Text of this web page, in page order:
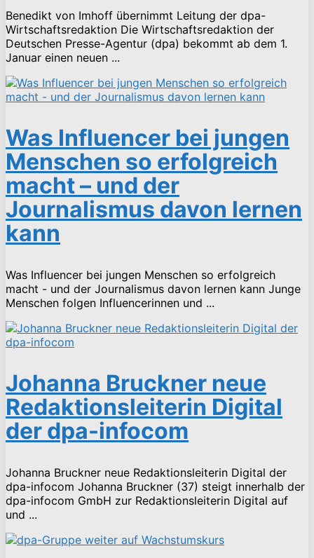
Benedikt von Imhoff übernimmt Leitung der dpa-
Wirtschaftsredaktion Die Wirtschaftsredaktion der
Deutschen Presse-Agentur (dpa) bekommt ab dem 1.
Januar einen neuen ...
Was Influencer bei jungen
Menschen so erfolgreich
macht – und der
Journalismus davon lernen
kann
Was Influencer bei jungen Menschen so erfolgreich
macht - und der Journalismus davon lernen kann Junge
Menschen folgen Influencerinnen und ...
Johanna Bruckner neue
Redaktionsleiterin Digital
der dpa-infocom
Johanna Bruckner neue Redaktionsleiterin Digital der
dpa-infocom Johanna Bruckner (37) steigt innerhalb der
dpa-infocom GmbH zur Redaktionsleiterin Digital auf
und ...